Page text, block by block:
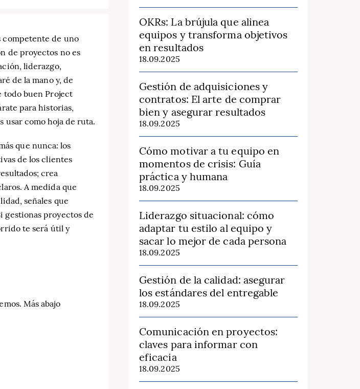
competente de uno
de proyectos no es
liderazgo,
de la mano y, de
todo buen Project
para historias,
usar como hoja de ruta.
que nunca: los
de los clientes
crea
A medida que
señales que
gestionas proyectos de
te será útil y
Más abajo
OKRs: La brújula que alinea
equipos y transforma objetivos
en resultados
18.09.2025
Gestión de adquisiciones y
contratos: El arte de comprar
bien y asegurar resultados
18.09.2025
Cómo motivar a tu equipo en
momentos de crisis: Guía
práctica y humana
18.09.2025
Liderazgo situacional: cómo
adaptar tu estilo al equipo y
sacar lo mejor de cada persona
18.09.2025
Gestión de la calidad: asegurar
los estándares del entregable
18.09.2025
Comunicación en proyectos:
claves para informar con
eficacia
18.09.2025